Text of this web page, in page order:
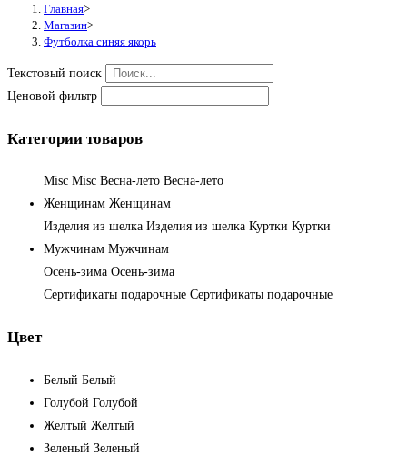
Главная>
Магазин>
Футболка синяя якорь
Текстовый поиск
Ценовой фильтр
Категории товаров
Misc Misc Весна-лето Весна-лето
Женщинам Женщинам
Изделия из шелка Изделия из шелка Куртки Куртки
Мужчинам Мужчинам
Осень-зима Осень-зима
Сертификаты подарочные Сертификаты подарочные
Цвет
Белый Белый
Голубой Голубой
Желтый Желтый
Зеленый Зеленый